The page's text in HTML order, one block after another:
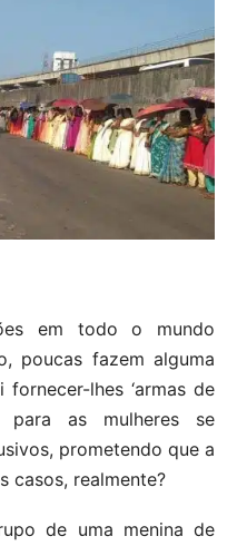
em todo o mundo
poucas fazem alguma
fornecer-lhes ‘armas de
para as mulheres se
prometendo que a
casos, realmente?
de uma menina de